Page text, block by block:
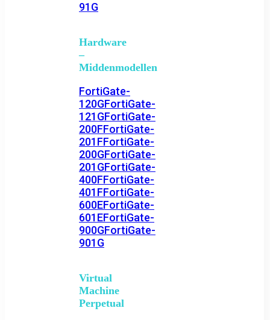
91G
Hardware
–
Middenmodellen
FortiGate-
120GFortiGate-
121GFortiGate-
200FFortiGate-
201FFortiGate-
200GFortiGate-
201GFortiGate-
400FFortiGate-
401FFortiGate-
600EFortiGate-
601EFortiGate-
900GFortiGate-
901G
Virtual
Machine
Perpetual